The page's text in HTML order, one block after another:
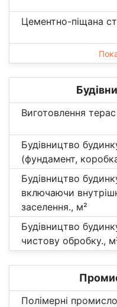
Цементно-піщана
Виготовлення
Будівництво
(фундамент,
Будівництво
включаючи
заселення., м²
Будівництво
чистову обробку.,
Полімерні